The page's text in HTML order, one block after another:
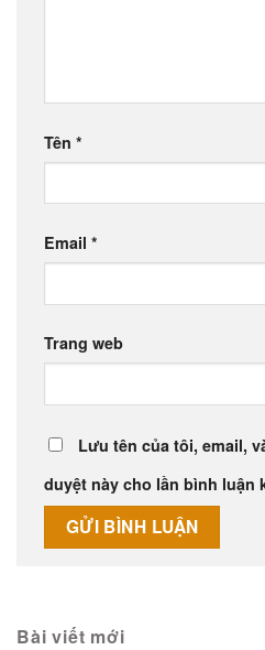
Tên *
Email *
Trang web
Lưu tên của tôi, email,
duyệt này cho lần bình luận
Bài viết mới